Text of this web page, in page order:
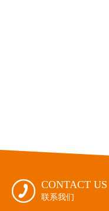
 CONTACT US
联系我们